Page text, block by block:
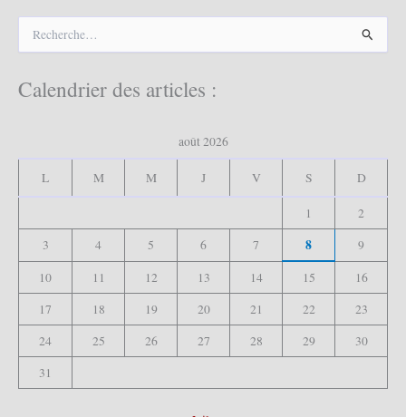
h
e
Calendrier des articles :
août 2026
L M M J V S D
1
2
3
4 5 6 7 8
9
10
11 12 13 14 15
16
17
18 19 20 21 22
23
24
25 26 27 28 29
30
31